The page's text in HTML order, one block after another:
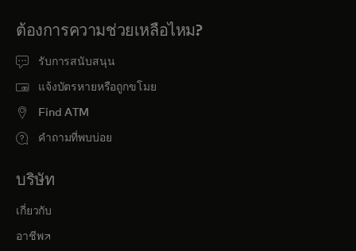
ต้องการความช่วยเหลือไหม?
รับการสนับสนุน
แจ้งบัตรหายหรือถูกขโมย
Find ATM
คำถามที่พบบ่อย
บริษัท
เกี่ยวกับ
อาชีพopens in a new tab